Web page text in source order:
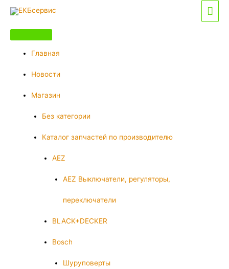
Перейти
содержимому
Главная
Новости
Магазин
Без категории
Каталог запчастей по производителю
AEZ
AEZ Выключатели, регуляторы,
переключатели
BLACK+DECKER
Bosch
Шуруповерты